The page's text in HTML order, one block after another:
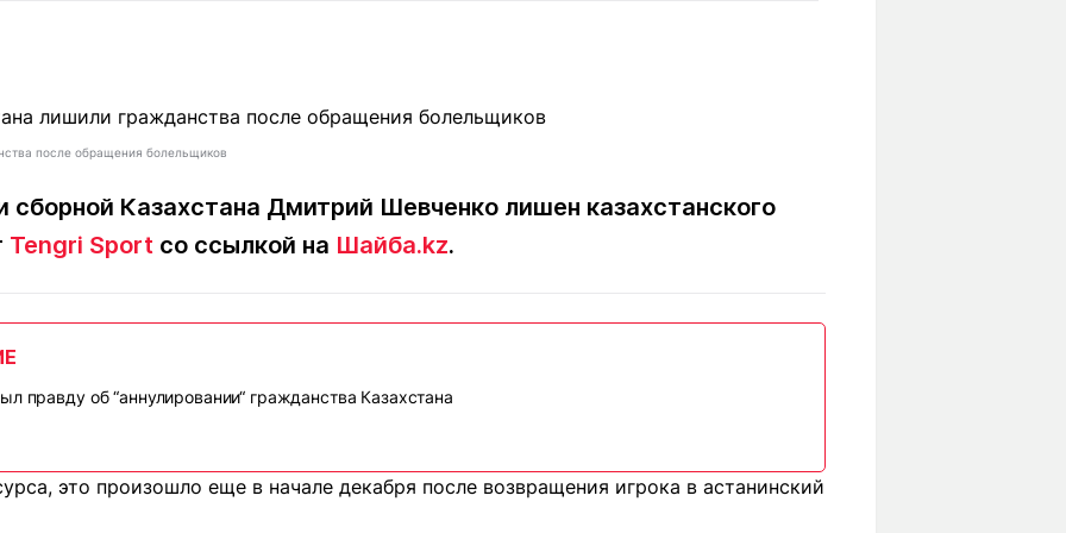
Спецпроекты
(700) 3 888 188
после обращения болельщиков
Казахстана Дмитрий Шевченко лишен казахстанского
Tengri Sport со ссылкой на Шайба.kz.
правду об “аннулировании“ гражданства Казахстана
это произошло еще в начале декабря после возвращения игрока в астанинский